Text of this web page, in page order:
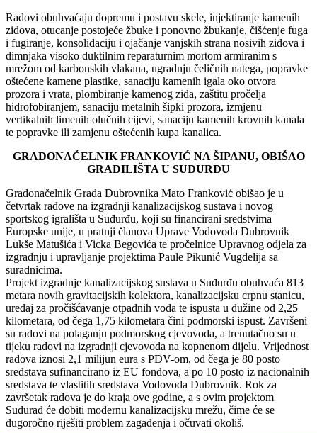
Radovi obuhvaćaju dopremu i postavu skele, injektiranje kamenih
zidova, otucanje postojeće žbuke i ponovno žbukanje, čišćenje fuga
i fugiranje, konsolidaciju i ojačanje vanjskih strana nosivih zidova i
dimnjaka visoko duktilnim reparaturnim mortom armiranim s
mrežom od karbonskih vlakana, ugradnju čeličnih natega, popravke
oštećene kamene plastike, sanaciju kamenih igala oko otvora
prozora i vrata, plombiranje kamenog zida, zaštitu pročelja
hidrofobiranjem, sanaciju metalnih šipki prozora, izmjenu
vertikalnih limenih olučnih cijevi, sanaciju kamenih krovnih kanala
te popravke ili zamjenu oštećenih kupa kanalica.
GRADONAČELNIK FRANKOVIĆ NA ŠIPANU, OBIŠAO
GRADILIŠTA U SUĐURĐU
Gradonačelnik Grada Dubrovnika Mato Franković obišao je u
četvrtak radove na izgradnji kanalizacijskog sustava i novog
sportskog igrališta u Suđurđu, koji su financirani sredstvima
Europske unije, u pratnji članova Uprave Vodovoda Dubrovnik
Lukše Matušića i Vicka Begovića te pročelnice Upravnog odjela za
izgradnju i upravljanje projektima Paule Pikunić Vugdelija sa
suradnicima.
Projekt izgradnje kanalizacijskog sustava u Suđurđu obuhvaća 813
metara novih gravitacijskih kolektora, kanalizacijsku crpnu stanicu,
uređaj za pročišćavanje otpadnih voda te ispusta u dužine od 2,25
kilometara, od čega 1,75 kilometara čini podmorski ispust. Završeni
su radovi na polaganju podmorskog cjevovoda, a trenutačno su u
tijeku radovi na izgradnji cjevovoda na kopnenom dijelu. Vrijednost
radova iznosi 2,1 milijun eura s PDV-om, od čega je 80 posto
sredstava sufinancirano iz EU fondova, a po 10 posto iz nacionalnih
sredstava te vlastitih sredstava Vodovoda Dubrovnik. Rok za
završetak radova je do kraja ove godine, a s ovim projektom
Suđurađ će dobiti modernu kanalizacijsku mrežu, čime će se
dugoročno riješiti problem zagađenja i očuvati okoliš.